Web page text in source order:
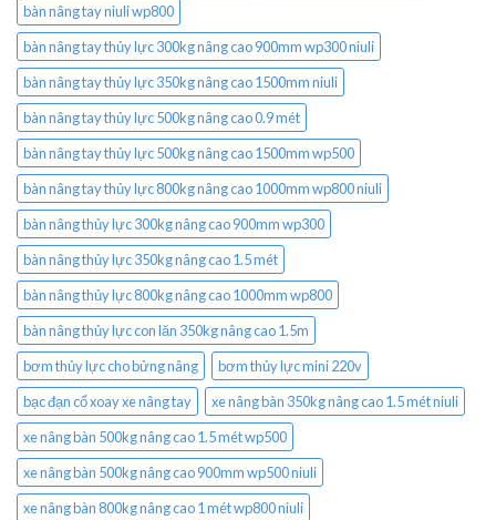
bàn nâng tay niuli wp800
bàn nâng tay thủy lực 300kg nâng cao 900mm wp300 niuli
bàn nâng tay thủy lực 350kg nâng cao 1500mm niuli
bàn nâng tay thủy lực 500kg nâng cao 0.9 mét
bàn nâng tay thủy lực 500kg nâng cao 1500mm wp500
bàn nâng tay thủy lực 800kg nâng cao 1000mm wp800 niuli
bàn nâng thủy lực 300kg nâng cao 900mm wp300
bàn nâng thủy lực 350kg nâng cao 1.5 mét
bàn nâng thủy lực 800kg nâng cao 1000mm wp800
bàn nâng thủy lực con lăn 350kg nâng cao 1.5m
bơm thủy lực cho bửng nâng
bơm thủy lực mini 220v
bạc đạn cổ xoay xe nâng tay
xe nâng bàn 350kg nâng cao 1.5 mét niuli
xe nâng bàn 500kg nâng cao 1.5 mét wp500
xe nâng bàn 500kg nâng cao 900mm wp500 niuli
xe nâng bàn 800kg nâng cao 1 mét wp800 niuli